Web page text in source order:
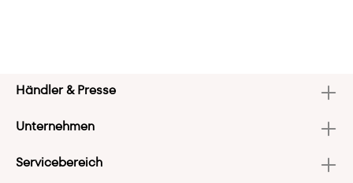
Händler & Presse
Unternehmen
Servicebereich